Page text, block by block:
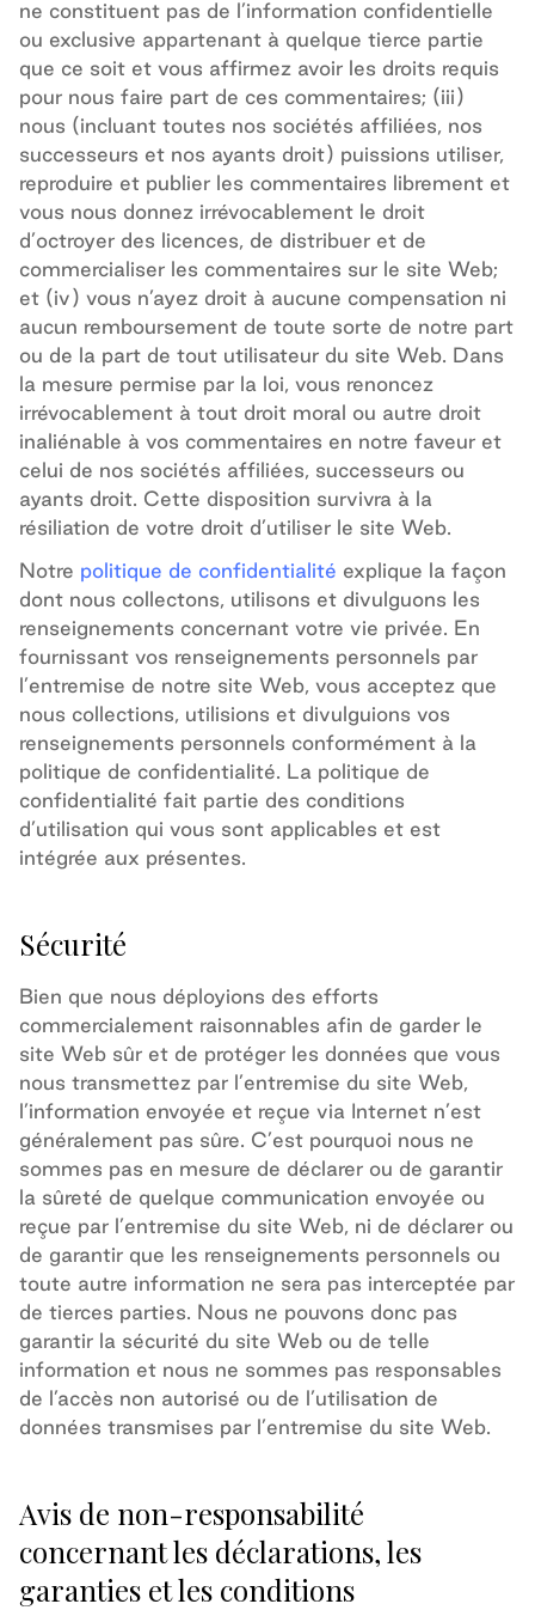
ne constituent pas de l’information confidentielle
ou exclusive appartenant à quelque tierce partie
que ce soit et vous affirmez avoir les droits requis
pour nous faire part de ces commentaires; (iii)
nous (incluant toutes nos sociétés affiliées, nos
successeurs et nos ayants droit) puissions utiliser,
reproduire et publier les commentaires librement et
vous nous donnez irrévocablement le droit
d’octroyer des licences, de distribuer et de
commercialiser les commentaires sur le site Web;
et (iv) vous n’ayez droit à aucune compensation ni
aucun remboursement de toute sorte de notre part
ou de la part de tout utilisateur du site Web. Dans
la mesure permise par la loi, vous renoncez
irrévocablement à tout droit moral ou autre droit
inaliénable à vos commentaires en notre faveur et
celui de nos sociétés affiliées, successeurs ou
ayants droit. Cette disposition survivra à la
résiliation de votre droit d’utiliser le site Web.
Notre politique de confidentialité explique la façon
dont nous collectons, utilisons et divulguons les
renseignements concernant votre vie privée. En
fournissant vos renseignements personnels par
l’entremise de notre site Web, vous acceptez que
nous collections, utilisions et divulguions vos
renseignements personnels conformément à la
politique de confidentialité. La politique de
confidentialité fait partie des conditions
d’utilisation qui vous sont applicables et est
intégrée aux présentes.
Sécurité
Bien que nous déployions des efforts
commercialement raisonnables afin de garder le
site Web sûr et de protéger les données que vous
nous transmettez par l’entremise du site Web,
l’information envoyée et reçue via Internet n’est
généralement pas sûre. C’est pourquoi nous ne
sommes pas en mesure de déclarer ou de garantir
la sûreté de quelque communication envoyée ou
reçue par l’entremise du site Web, ni de déclarer ou
de garantir que les renseignements personnels ou
toute autre information ne sera pas interceptée par
de tierces parties. Nous ne pouvons donc pas
garantir la sécurité du site Web ou de telle
information et nous ne sommes pas responsables
de l’accès non autorisé ou de l’utilisation de
données transmises par l’entremise du site Web.
Avis de non-responsabilité
concernant les déclarations, les
garanties et les conditions